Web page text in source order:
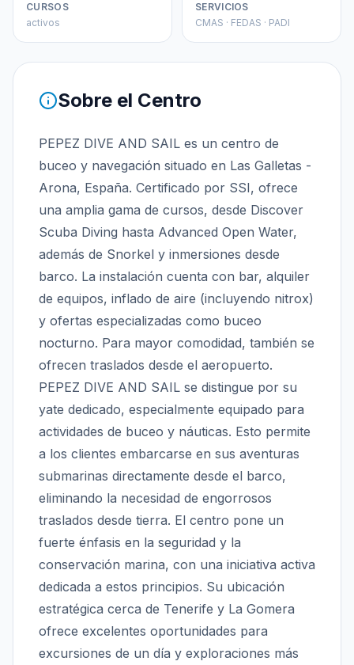
CURSOS
activos
SERVICIOS
CMAS · FEDAS · PADI
Sobre el Centro
PEPEZ DIVE AND SAIL es un centro de
buceo y navegación situado en Las Galletas -
Arona, España. Certificado por SSI, ofrece
una amplia gama de cursos, desde Discover
Scuba Diving hasta Advanced Open Water,
además de Snorkel y inmersiones desde
barco. La instalación cuenta con bar, alquiler
de equipos, inflado de aire (incluyendo nitrox)
y ofertas especializadas como buceo
nocturno. Para mayor comodidad, también se
ofrecen traslados desde el aeropuerto.
PEPEZ DIVE AND SAIL se distingue por su
yate dedicado, especialmente equipado para
actividades de buceo y náuticas. Esto permite
a los clientes embarcarse en sus aventuras
submarinas directamente desde el barco,
eliminando la necesidad de engorrosos
traslados desde tierra. El centro pone un
fuerte énfasis en la seguridad y la
conservación marina, con una iniciativa activa
dedicada a estos principios. Su ubicación
estratégica cerca de Tenerife y La Gomera
ofrece excelentes oportunidades para
excursiones de un día y exploraciones más